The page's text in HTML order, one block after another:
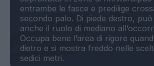
entrambe le fasce e predilige
secondo palo. Di piede destro,
anche il ruolo di mediano
Occupa bene l’area di rigore
dietro e si mostra freddo nelle